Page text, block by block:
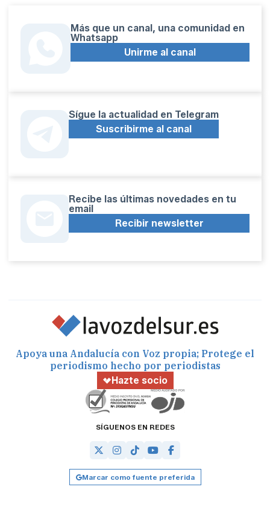
Más que un canal, una comunidad en
Whatsapp
Unirme al canal
Sígue la actualidad en Telegram
Suscribirme al canal
Recibe las últimas novedades en tu
email
Recibir newsletter
Apoya una Andalucía con Voz propia; Protege el
periodismo hecho por periodistas
Hazte socio
SÍGUENOS EN REDES
Marcar como fuente preferida